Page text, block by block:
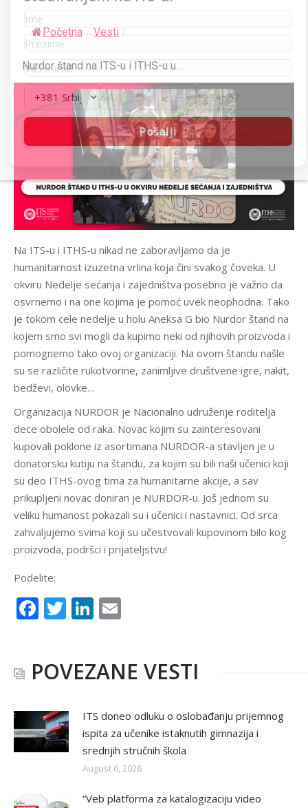
Početna / Vesti /
Nurdor štand na ITS-u i ITHS-u u...
Na ITS-u i ITHS-u nikad ne zaboravljamo da je
humanitarnost izuzetna vrlina koja čini svakog čoveka. U
okviru Nedelje sećanja i zajedništva posebno je važno da
osvrnemo i na one kojima je pomoć uvek neophodna. Tako
je tokom cele nedelje u holu Aneksa G bio Nurdor štand na
kojem smo svi mogli da kupimo neki od njihovih proizvoda i
pomognemo tako ovoj organizaciji. Na ovom štandu našle
su se različite rukotvorine, zanimljive društvene igre, nakit,
bedževi, olovke…
Organizacija NURDOR je Nacionalno udruženje roditelja
dece obolele od raka. Novac kojim su zainteresovani
kupovali poklone iz asortimana NURDOR-a stavljen je u
donatorsku kutiju na štandu, za kojim su bili naši učenici koji
su deo ITHS-ovog tima za humanitarne akcije, a sav
prikupljeni novac doniran je NURDOR-u. Još jednom su
veliku humanost pokazali su i učenici i nastavnici. Od srca
zahvaljujemo svima koji su učestvovali kupovinom bilo kog
proizvoda, podršci i prijateljstvu!
Podelite:
Facebook
TwitterLinkedIn
POVEZANE VESTI
ITS doneo odluku o oslobađanju prijemnog
ispita za učenike istaknutih gimnazija i
srednjih stručnih škola
August 6, 2026
“Veb platforma za katalogizaciju video